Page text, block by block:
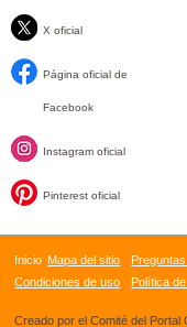
X oficial
Página oficial de
Facebook
Instagram oficial
Pinterest oficial
Inicio Mapa del sitio
Condiciones de uso
Política
Creado por el Comité del Portal